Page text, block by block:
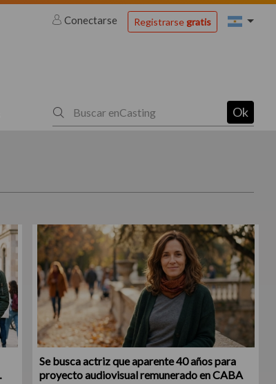
Conectarse Registrarsegratis
Ok
Se busca actriz que aparente 40 años para
proyecto audiovisual remunerado en CABA